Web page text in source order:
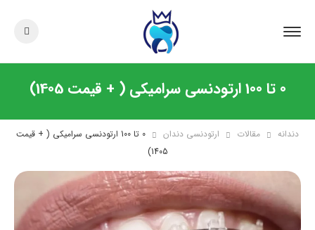
0 تا 100 ارتودنسی سرامیکی ( + قیمت 1405)
دندانه مقالات ارتودنسی دندان
0 تا 100 ارتودنسی سرامیکی ( + قیمت
1405)